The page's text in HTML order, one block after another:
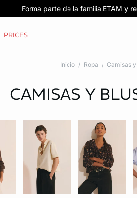
-20% en tu primera
Beneficio exclusivo para
Forma parte de la familia ETAM y
Envío gratisen
PRICES
Inicio Ropa Camisas
CAMISAS Y